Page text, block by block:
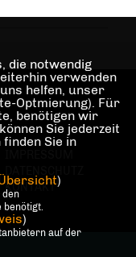
KONTAKT
die notwendig
verwenden
helfen, unser
Optmierung). Für
benötigen wir
Sie jederzeit
Sie in
)
den
benötigt.
)
auf der